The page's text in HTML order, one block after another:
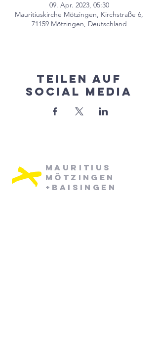
09. Apr. 2023, 05:30
Mauritiuskirche Mötzingen, Kirchstraße 6,
71159 Mötzingen, Deutschland
Teilen auf
Social Media
Mauritius
Mötzingen
+Baisingen